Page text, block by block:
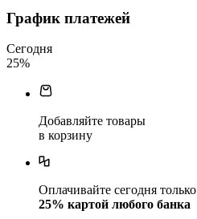
График платежей
Сегодня
25%
Добавляйте товары
в корзину
Оплачивайте сегодня только
25% картой любого банка